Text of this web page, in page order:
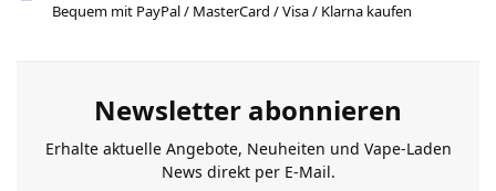
Bequem mit PayPal / MasterCard / Visa / Klarna kaufen
Newsletter abonnieren
Erhalte aktuelle Angebote, Neuheiten und Vape-Laden
News direkt per E-Mail.